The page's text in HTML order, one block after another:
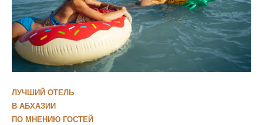
ЛУЧШИЙ ОТЕЛЬ
В АБХАЗИИ
ПО МНЕНИЮ ГОСТЕЙ